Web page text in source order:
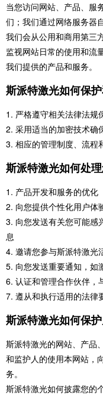
当您访问网站、产品、服
们；我们通过网络服务器
我们会从公用和商用第三
监视网站日常的使用和流
我们提供的产品和服务。
斯派特激光如何保
1. 严格遵守相关法律法规
2. 采用适当的加密技术确
3. 相应的管理制度、流程
斯派特激光如何处
1. 产品开发和服务的优化
2. 向您提供个性化用户体
3. 向您发送有关您可能感
息
4. 邀请您参与斯派特激光
5. 向您发送重要通知，如
6. 认证和管理合作伙伴，
7. 遵从和执行适用的法律
斯派特激光如何保
斯派特激光的网站、产品
和监护人的使用本网站，
务。
斯派特激光如何披露您的